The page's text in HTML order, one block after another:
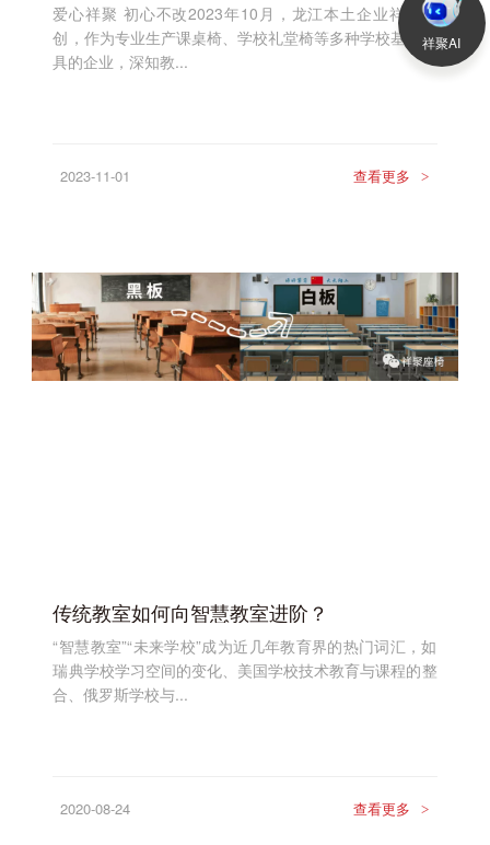
爱心祥聚 初心不改2023年10月，龙江本土企业祥聚科
创，作为专业生产课桌椅、学校礼堂椅等多种学校基础家
具的企业，深知教...
2023-11-01 查看更多 >
传统教室如何向智慧教室进阶？
“智慧教室”“未来学校”成为近几年教育界的热门词汇，如
瑞典学校学习空间的变化、美国学校技术教育与课程的整
合、俄罗斯学校与...
2020-08-24 查看更多 >
祥聚AI